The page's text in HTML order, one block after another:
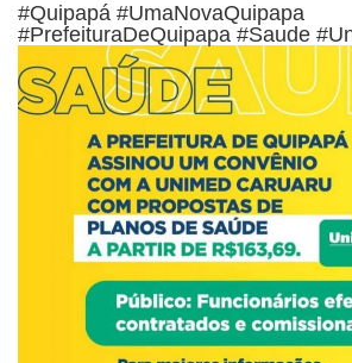
#Quipapá #UmaNovaQuipapa
#PrefeituraDeQuipapa #Saude